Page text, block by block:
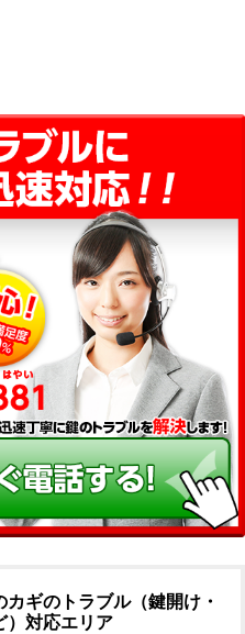
ギのトラブル（鍵開け・
）対応エリア